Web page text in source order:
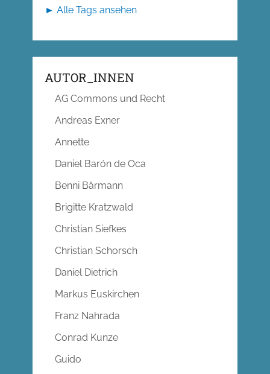
► Alle Tags ansehen
AUTOR_INNEN
AG Commons und Recht
Andreas Exner
Annette
Daniel Barón de Oca
Benni Bärmann
Brigitte Kratzwald
Christian Siefkes
Christian Schorsch
Daniel Dietrich
Markus Euskirchen
Franz Nahrada
Conrad Kunze
Guido